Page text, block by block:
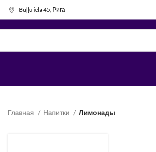
Buļļu iela 45, Рига
Главная Напитки Лимонады